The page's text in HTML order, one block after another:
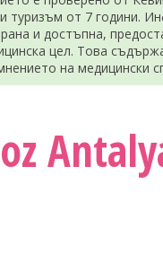
туризъм от 7 години.
и достъпна,
цел. Това
на медицински